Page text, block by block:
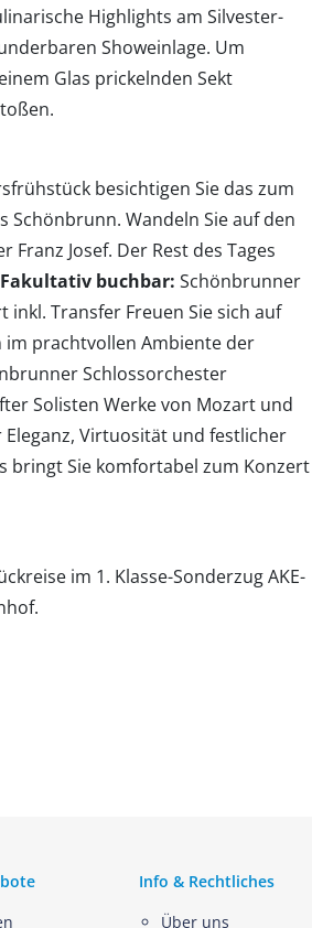
Highlights am Silvester-
Showeinlage. Um
Glas prickelnden Sekt
besichtigen Sie das zum
Wandeln Sie auf den
Franz Josef. Der Rest des Tages
Fakultativ buchbar: Schönbrunner
Transfer Freuen Sie sich auf
im prachtvollen Ambiente der
Schlossorchester
Solisten Werke von Mozart und
Virtuosität und festlicher
bringt Sie komfortabel zum Konzert
im 1. Klasse-Sonderzug AKE-
Info & Rechtliches
Über uns